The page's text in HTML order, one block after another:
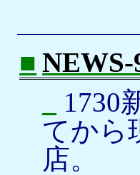
■ NEWS-
1730
てから
店。